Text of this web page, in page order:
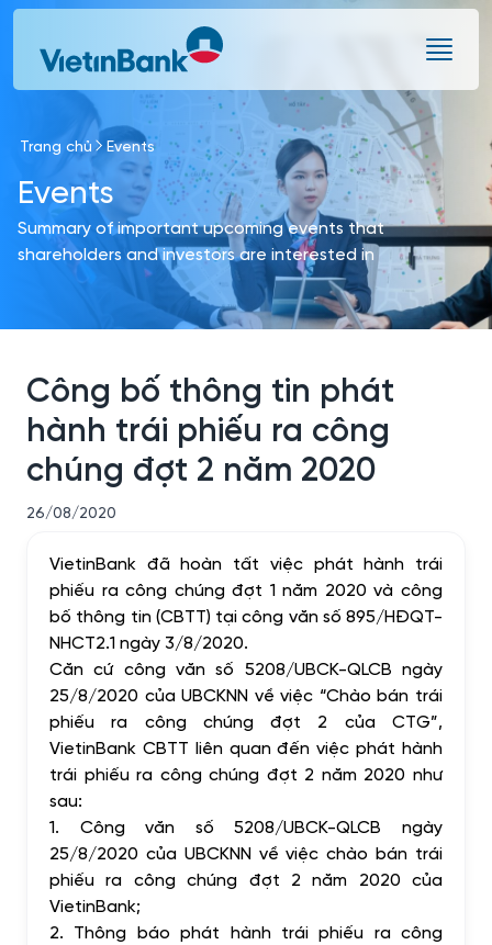
Skip to Main Content
Trang chủ Events
Events
Summary of important upcoming events that
shareholders and investors are interested in
Công bố thông tin phát
hành trái phiếu ra công
chúng đợt 2 năm 2020
26/08/2020
VietinBank đã hoàn tất việc phát hành trái
phiếu ra công chúng đợt 1 năm 2020 và công
bố thông tin (CBTT) tại công văn số 895/HĐQT-
NHCT2.1 ngày 3/8/2020.
Căn cứ công văn số 5208/UBCK-QLCB ngày
25/8/2020 của UBCKNN về việc “Chào bán trái
phiếu ra công chúng đợt 2 của CTG”,
VietinBank CBTT liên quan đến việc phát hành
trái phiếu ra công chúng đợt 2 năm 2020 như
sau:
1.
Công văn số 5208/UBCK-QLCB ngày
25/8/2020 của UBCKNN về việc chào bán trái
phiếu ra công chúng đợt 2 năm 2020 của
VietinBank;
2. Thông báo phát hành trái phiếu ra công